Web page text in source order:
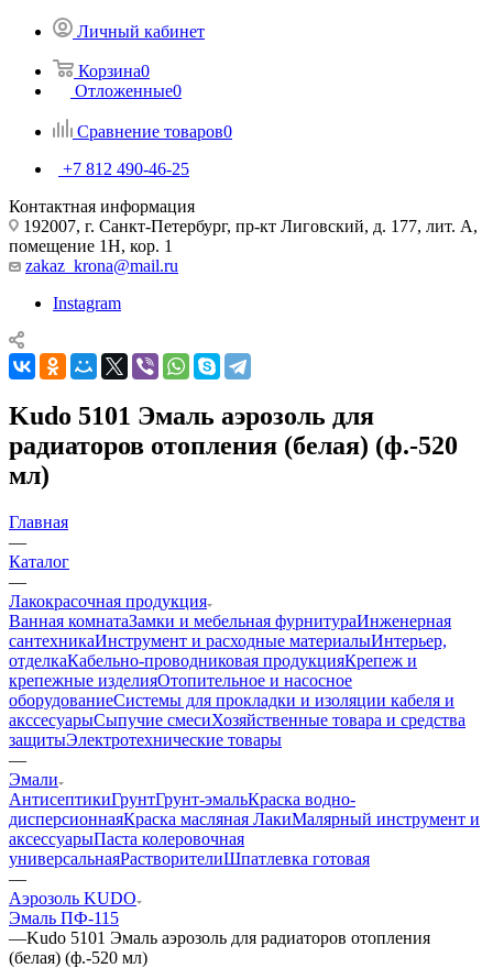
Личный кабинет
Корзина0
Отложенные0
Сравнение товаров0
+7 812 490-46-25
Контактная информация
192007, г. Санкт-Петербург, пр-кт Лиговский, д. 177, лит. А,
помещение 1Н, кор. 1
zakaz_krona@mail.ru
Instagram
Kudo 5101 Эмаль аэрозоль для
радиаторов отопления (белая) (ф.-520
мл)
Главная
—
Каталог
—
Лакокрасочная продукция
Ванная комнатаЗамки и мебельная фурнитураИнженерная
сантехникаИнструмент и расходные материалыИнтерьер,
отделкаКабельно-проводниковая продукцияКрепеж и
крепежные изделияОтопительное и насосное
оборудованиеСистемы для прокладки и изоляции кабеля и
акссесуарыСыпучие смесиХозяйственные товара и средства
защитыЭлектротехнические товары
—
Эмали
АнтисептикиГрунтГрунт-эмальКраска водно-
дисперсионнаяКраска масляная ЛакиМалярный инструмент и
аксессуарыПаста колеровочная
универсальнаяРастворителиШпатлевка готовая
—
Аэрозоль KUDO
Эмаль ПФ-115
—Kudo 5101 Эмаль аэрозоль для радиаторов отопления
(белая) (ф.-520 мл)